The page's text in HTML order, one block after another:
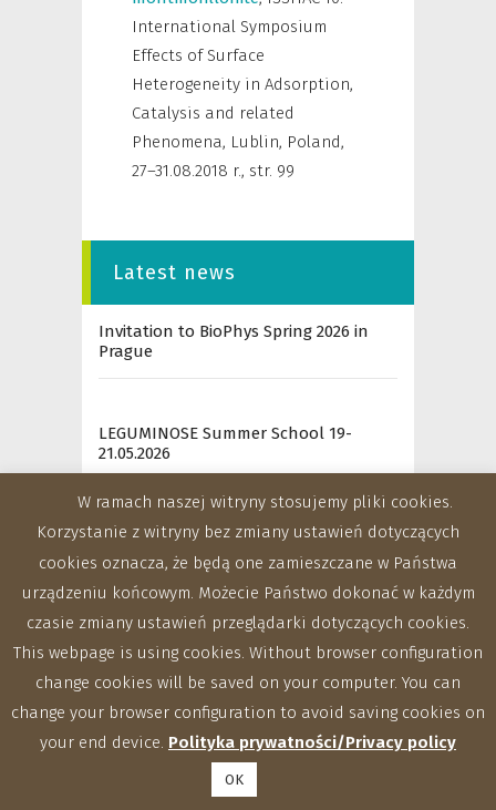
International Symposium
Effects of Surface
Heterogeneity in Adsorption,
Catalysis and related
Phenomena, Lublin, Poland,
27–31.08.2018 r., str. 99
Latest news
Invitation to BioPhys Spring 2026 in
Prague
LEGUMINOSE Summer School 19-
21.05.2026
BioPhys Spring 2025
Departments
W ramach naszej witryny stosujemy pliki cookies.
Korzystanie z witryny bez zmiany ustawień dotyczących
cookies oznacza, że będą one zamieszczane w Państwa
urządzeniu końcowym. Możecie Państwo dokonać w każdym
czasie zmiany ustawień przeglądarki dotyczących cookies.
This webpage is using cookies. Without browser configuration
change cookies will be saved on your computer. You can
change your browser configuration to avoid saving cookies on
your end device. Polityka prywatności/Privacy policy
OK